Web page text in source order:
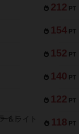
212 PT
154 PT
152 PT
140 PT
122 PT
118 PT
＆ライト